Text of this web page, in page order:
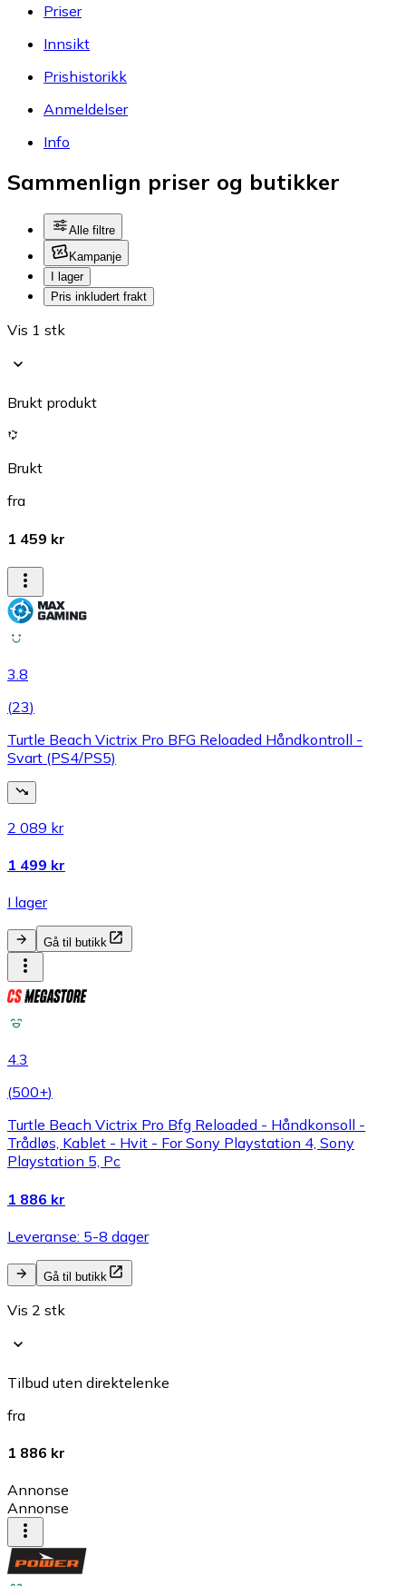
Priser
Innsikt
Prishistorikk
Anmeldelser
Info
Sammenlign priser og butikker
Alle filtre
Kampanje
I lager
Pris inkludert frakt
Vis 1 stk
Brukt produkt
Brukt
fra
1 459 kr
3.8
(23)
Turtle Beach Victrix Pro BFG Reloaded Håndkontroll -
Svart (PS4/PS5)
2 089 kr
1 499 kr
I lager
Gå til butikk
4.3
(500+)
Turtle Beach Victrix Pro Bfg Reloaded - Håndkonsoll -
Trådløs, Kablet - Hvit - For Sony Playstation 4, Sony
Playstation 5, Pc
1 886 kr
Leveranse: 5-8 dager
Gå til butikk
Vis 2 stk
Tilbud uten direktelenke
fra
1 886 kr
Annonse
Annonse